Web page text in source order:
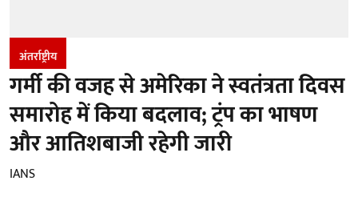
अंतर्राष्ट्रीय
गर्मी की वजह से अमेरिका ने स्वतंत्रता दिवस
समारोह में किया बदलाव; ट्रंप का भाषण
और आतिशबाजी रहेगी जारी
IANS